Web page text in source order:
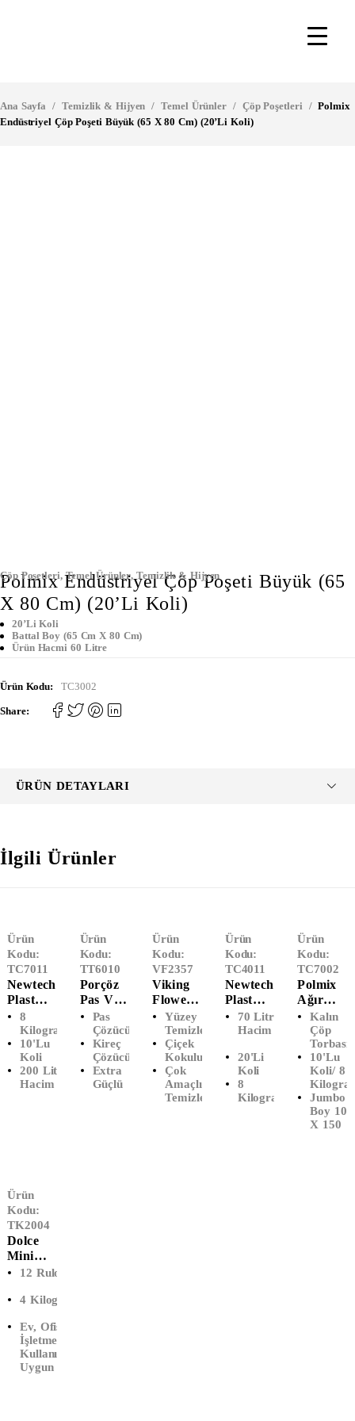
Ana Sayfa / Temizlik & Hijyen / Temel Ürünler / Çöp Poşetleri / Polmix
Endüstriyel Çöp Poşeti Büyük (65 X 80 Cm) (20’Li Koli)
Çöp Poşetleri,Temel Ürünler,Temizlik & Hijyen
Polmix Endüstriyel Çöp Poşeti Büyük (65
X 80 Cm) (20’Li Koli)
20’li Koli
Battal Boy (65 Cm X 80 Cm)
Ürün Hacmi 60 Litre
Ürün Kodu: TC3002
Share:
ÜRÜN DETAYLARI
İlgili Ürünler
Ürün
Kodu:
TC7011
Newtech
Plast
Ağır
Sanayi
Çöp
Poşeti
Battal
Boy
8
Kilogram
10'Lu
Koli
200 Litre
Hacim
Ürün
Kodu:
TT6010
Porçöz
Pas Ve
Kireç
Sökücü
(1 LT)
Pas
Çözücü
Kireç
Çözücü
Extra
Güçlü
TÜKENDI
Ürün
Kodu:
VF2357
Viking
Flower
Yer Ve
Yüzey
Temizley
Ici (5
LT)
Yüzey
Temizleyici
Çiçek
Kokulu
Çok
Amaçlı
Temizleyici
Ürün
Kodu:
TC4011
Newtech
Plast
Endüstri
Yel Çöp
Battal
Boy
(72x95)
70 Litre
Hacim
20'Li
Koli
8
Kilogram
Ürün
Kodu:
TC7002
Polmix
Ağır
Sanayi
Çöp
Poşeti
100x150
Kalın
Çöp
Torbası
10'lu
Koli/ 8
Jumbo
Boy 100
X 150
Ürün
Kodu:
TK2004
Dolce
Mini
İçten
Tuvalet
(12'Li)
12 Rulo
4 Kilogram
Ev, Ofis,
İşletme
Kullanımına
Uygun